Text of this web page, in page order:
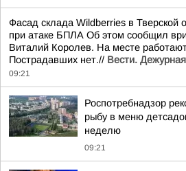
Фасад склада Wildberries в Тверской
при атаке БПЛА Об этом сообщил
Виталий Королев. На месте
Пострадавших нет.// Вести.
09:21
Роспотребнадзор
рыбу в меню
неделю
09:21